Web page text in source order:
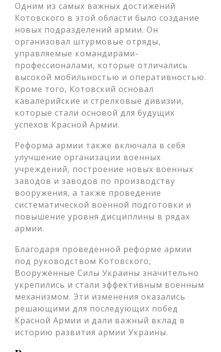
Одним из самых важных достижений
Котовского в этой области было создание
новых подразделений армии. Он
организовал штурмовые отряды,
управляемые командирами-
профессионалами, которые отличались
высокой мобильностью и оперативностью.
Кроме того, Котовский основал
кавалерийские и стрелковые дивизии,
которые стали основой для будущих
успехов Красной Армии.
Реформа армии также включала в себя
улучшение организации военных
учреждений, построение новых военных
заводов и заводов по производству
вооружения, а также проведение
систематической военной подготовки и
повышение уровня дисциплины в рядах
армии.
Благодаря проведенной реформе армии
под руководством Котовского,
Вооружённые Силы Украины значительно
укрепились и стали эффективным военным
механизмом. Эти изменения оказались
решающими для последующих побед
Красной Армии и дали важный вклад в
историю развития армии Украины.